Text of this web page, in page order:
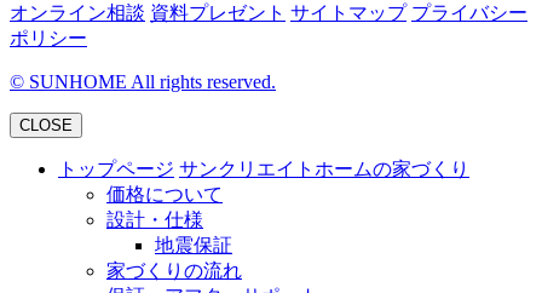
オンライン相談 資料プレゼント サイトマップ プライバシー
ポリシー
© SUNHOME All rights reserved.
CLOSE
トップページ サンクリエイトホームの家づくり
価格について
設計・仕様
地震保証
家づくりの流れ